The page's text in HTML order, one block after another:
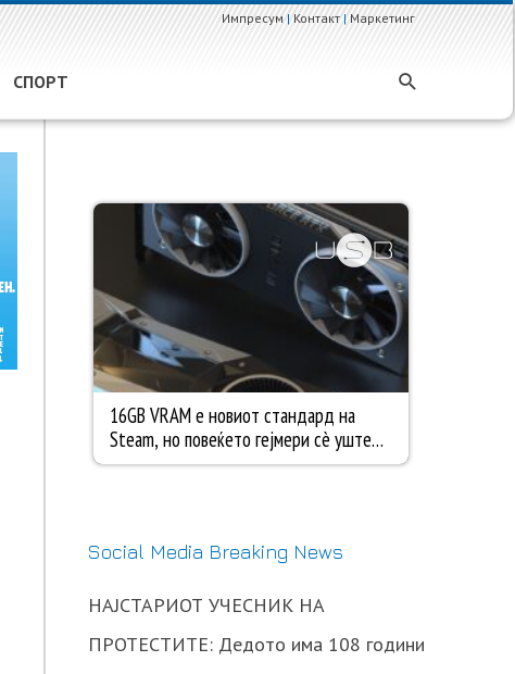
Импресум|Контакт|Маркетинг
СПОРТ
Social Media Breaking News
НАЈСТАРИОТ УЧЕСНИК НА
ПРОТЕСТИТЕ: Дедото има 108 години